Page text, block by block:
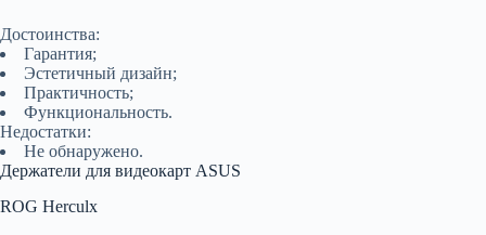
Достоинства:
Гарантия;
Эстетичный дизайн;
Практичность;
Функциональность.
Недостатки:
Не обнаружено.
Держатели для видеокарт ASUS
ROG Herculx